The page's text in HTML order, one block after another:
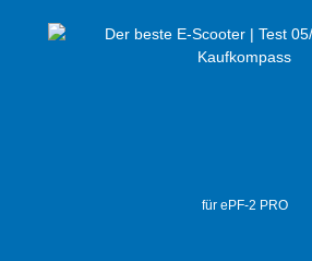
für ePF-2 PRO